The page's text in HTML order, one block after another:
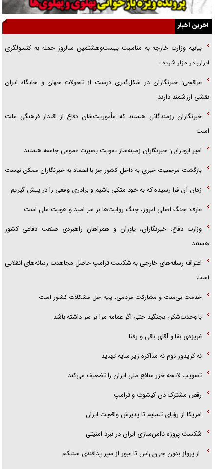
الگوی وحدت‌آفرین در ادراک سیاست خارجی
گفتگوی دکتر اخوان مدیرمسئول روزنامه جوان با برنامه تلویزیونی «نبرد
هرمز»
فریاد‌ها و ناله‌های دوستان مبارزدلم را آتش می‌زد
آخرین اخبار
بیانیه وزارت خارجه به مناسبت بیست‌وهشتمین سالروز حمله به کنسولگری
ایران در مزار شریف
عراقچی: خبرنگاران در شکل‌گیری درست از تحولات جهان و جایگاه ایران
نقشی ارزشمند دارند
خبرنگاران رزمندگانی هستند که مأموریت‌شان دفاع از اقتدار فرهنگی ملت
است
امیر ابوترابی: خبرنگاران زمینه‌ساز تقویت بصیرت عمومی جامعه هستند
بازگشت مرجعیت خبری به داخل کشور جز با اعتماد به خبرنگاران ممکن نیست
زمان آن فرا رسیده که به خود متکی باشیم و برادری واقعی را در پیش گیریم
عارف: جنگ اصلی امروز، جنگ روایت‌ها بر سر امید و هویت ملی است
وزارت دفاع: خبرنگاران، یاوران و همراهان راهبردی صنعت دفاعی کشور
هستند
اعتراف رسانه‌های خارجی به شکست ترامپ حاصل مجاهدت رسانه‌های انقلابی
است
خدمت بی‌منت و مشارکت مردمی، پایه حل مشکلات کشور است
با وحدت‌شکن بجنگید حتی اگر عمامه مرا بر سر داشته باشد
غریزه‌ی بقا و آقای باقی و رفقا
نه کریدور دوم نه مذاکره زیر سایه تهدید
تصویب لایحه خزر منافع ملی ایران را تضعیف می‌کند
رقص مشترک دن کیشوت و ترامپ
امریکا از رؤیای تسلیم تا پذیرش واقعیت ایران
شکست پروژه ناامن‌سازی ایران در نبرد امنیتی
از پرواز بدون جی‌پی‌اس تا عبور از سپر پدافندی سنتکام